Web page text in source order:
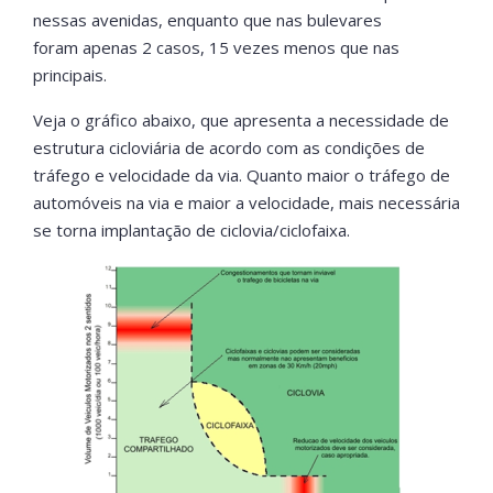
nessas avenidas, enquanto que nas bulevares
foram apenas 2 casos, 15 vezes menos que nas
principais.
Veja o gráfico abaixo, que apresenta a necessidade de
estrutura cicloviária de acordo com as condições de
tráfego e velocidade da via. Quanto maior o tráfego de
automóveis na via e maior a velocidade, mais necessária
se torna implantação de ciclovia/ciclofaixa.